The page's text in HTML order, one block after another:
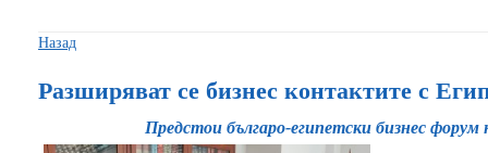
Назад
Разширяват се бизнес контактите с
Предстои българо-египетски бизнес